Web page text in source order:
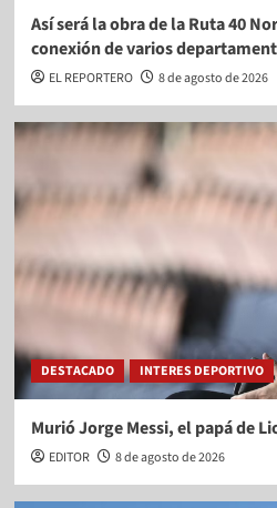
Así será la obra de la Ruta 40
conexión de varios
EL REPORTERO 8 de agosto de 2026
DESTACADO INTERES DEPORTIVO
Murió Jorge Messi, el papá de
EDITOR 8 de agosto de 2026